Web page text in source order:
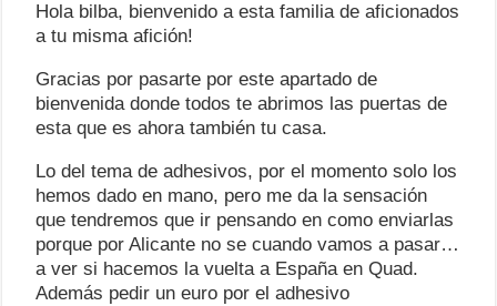
Hola bilba, bienvenido a esta familia de aficionados
a tu misma afición!
Gracias por pasarte por este apartado de
bienvenida donde todos te abrimos las puertas de
esta que es ahora también tu casa.
Lo del tema de adhesivos, por el momento solo los
hemos dado en mano, pero me da la sensación
que tendremos que ir pensando en como enviarlas
porque por Alicante no se cuando vamos a pasar…
a ver si hacemos la vuelta a España en Quad.
Además pedir un euro por el adhesivo